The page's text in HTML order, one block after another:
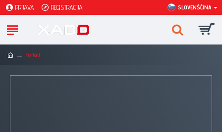
PRIJAVA REGISTRACIJA SLOVENŠČINA
Kontakt